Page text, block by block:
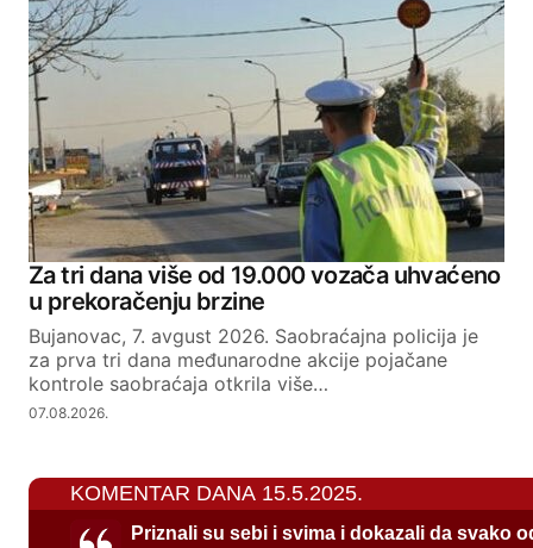
Za tri dana više od 19.000 vozača uhvaćeno
u prekoračenju brzine
Bujanovac, 7. avgust 2026. Saobraćajna policija je
za prva tri dana međunarodne akcije pojačane
kontrole saobraćaja otkrila više…
07.08.2026.
KOMENTAR DANA 15.5.2025.
Priznali su sebi i svima i dokazali da svako